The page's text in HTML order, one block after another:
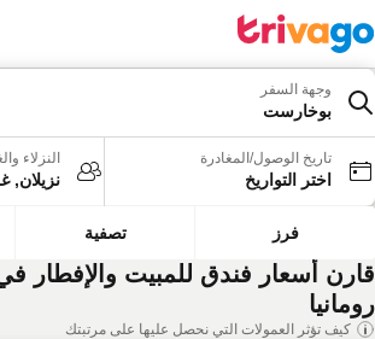
وجهة السفر
بوخارست
تاريخ الوصول/المغادرة
اختر التواريخ
النزلاء
نزيلان,
فرز تصفية
أسعار فندق للمبيت والإفطار
كيف تؤثر العمولات التي نحصل عليها على مرتبتك